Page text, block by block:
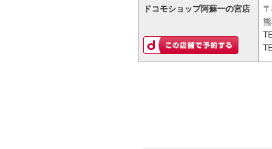
ドコモショップ阿蘇一の宮店